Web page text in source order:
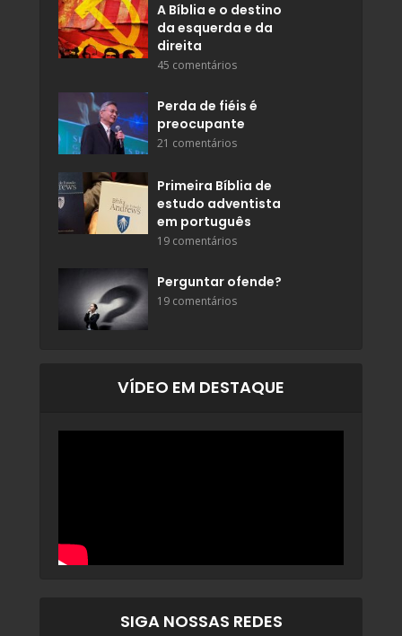
A Bíblia e o destino
da esquerda e da
direita
45 comentários
Perda de fiéis é
preocupante
21 comentários
Primeira Bíblia de
estudo adventista
em português
19 comentários
Perguntar ofende?
19 comentários
VÍDEO EM DESTAQUE
SIGA NOSSAS REDES